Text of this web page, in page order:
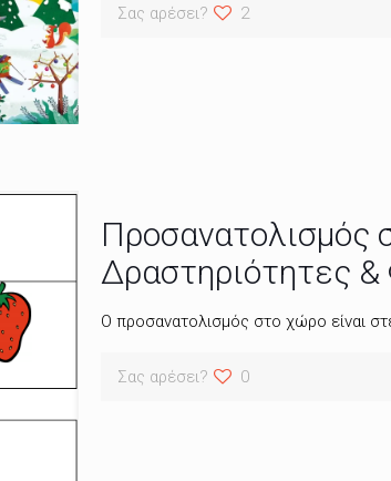
Σας αρέσει? 2
Προσανατολισμός
Δραστηριότητες
Ο προσανατολισμός στο χώρο είναι
Σας αρέσει? 0